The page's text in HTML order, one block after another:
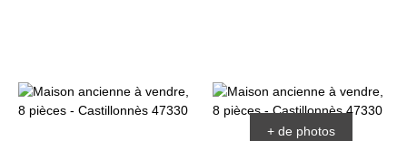
+ de photos